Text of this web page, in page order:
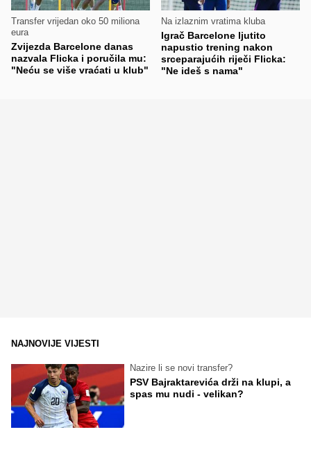
Transfer vrijedan oko 50 miliona
eura
Zvijezda Barcelone danas
nazvala Flicka i poručila mu:
"Neću se više vraćati u klub"
Na izlaznim vratima kluba
Igrač Barcelone ljutito
napustio trening nakon
srceparajućih riječi Flicka:
"Ne ideš s nama"
NAJNOVIJE VIJESTI
Nazire li se novi transfer?
PSV Bajraktarevića drži na klupi, a
spas mu nudi - velikan?